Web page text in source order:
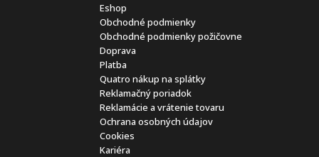
Eshop
Obchodné podmienky
Obchodné podmienky požičovne
Doprava
Platba
Quatro nákup na splátky
Reklamačný poriadok
Reklamácie a vrátenie tovaru
Ochrana osobných údajov
Cookies
Kariéra